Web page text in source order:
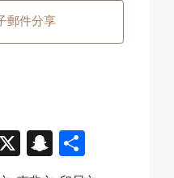
郵件分享
X S
n 享